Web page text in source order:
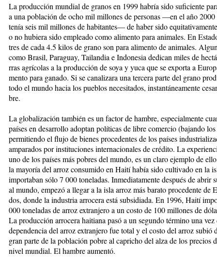
La producción mundial de granos en 1999 habría sido suficiente
a una población de ocho mil mi­llones de personas —en el año 2000
tenía seis mil millones de ha­bitantes— de haber sido
o no hubiera sido em­pleado como alimento para ani­ma­les. En
tres de cada 4.5 kilos de grano son para ali­men­to de ani­ma­les.
co­mo Bra­sil, Pa­raguay, Tailandia e In­do­ne­sia de­di­­can miles de
rras agrí­co­las a la producción de soya y yu­ca que se exporta a
men­to pa­ra ganado. Si se canali­za­ra una tercera par­te del grano
to­do el mundo hacia los pue­blos nece­sitados, instantáneamen­te
bre.
La globalización también es un fac­tor de hambre, especial­­men­te
países en desarrollo adop­tan po­lí­ti­cas de libre comercio (ba­­jan­do
permitiendo el flu­jo de bie­nes procedentes de los países
amparados por insti­tu­cio­nes internacionales de crédito. La
uno de los paí­ses más pobres del mundo, es un claro ejem­­plo de
la mayoría del arroz consumido en Haití había si­do cultivado en la
importaban sólo 7 000 toneladas. Inmediata­­men­te después de abrir
al mun­do, empezó a llegar a la isla arroz más barato procedente de
dos, donde la industria arrocera está sub­si­diada. En 1996, Haití
000 toneladas de arroz extranjero a un cos­to de 100 millones de
La producción arrocera hai­tia­na pasó a un segundo término una vez
dependencia del arroz extranjero fue total y el costo del arroz subió
gran parte de la población pobre al ca­pricho del alza de los precios
nivel mundial. El ham­bre aumentó.